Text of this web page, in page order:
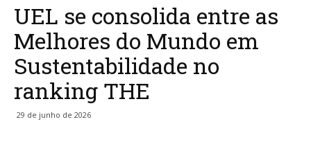
UEL se consolida entre as
Melhores do Mundo em
Sustentabilidade no
ranking THE
29 de junho de 2026